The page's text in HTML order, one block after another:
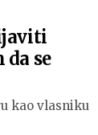
se
kao vlasniku